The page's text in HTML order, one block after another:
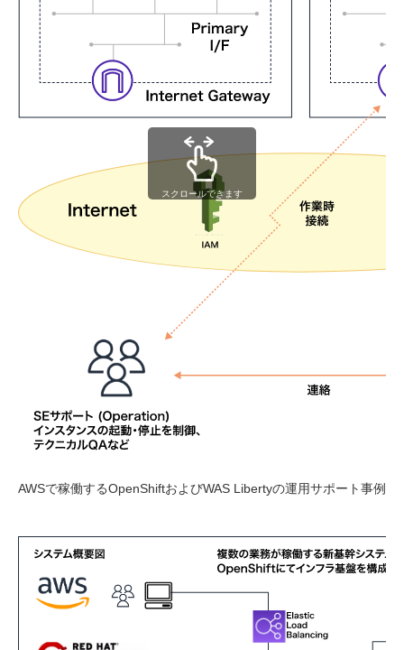
スクロールできます
AWSで稼働するOpenShiftおよびWAS Libertyの運用サポート事例